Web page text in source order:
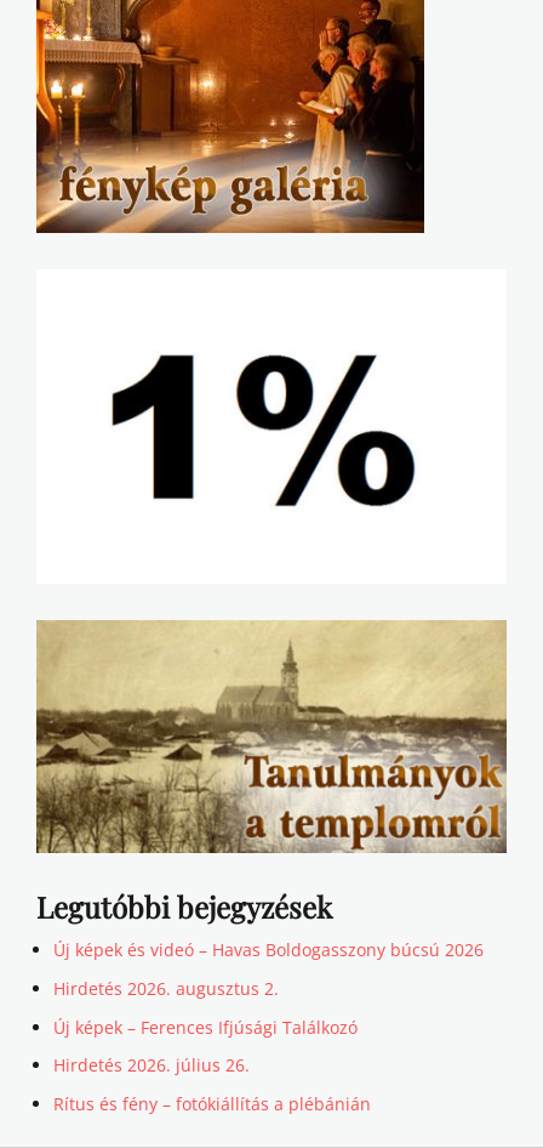
Legutóbbi bejegyzések
Új képek és videó – Havas Boldogasszony búcsú 2026
Hirdetés 2026. augusztus 2.
Új képek – Ferences Ifjúsági Találkozó
Hirdetés 2026. július 26.
Rítus és fény – fotókiállítás a plébánián